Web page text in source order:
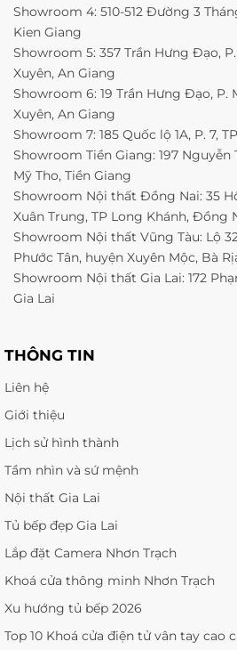
Showroom 4: 510-512 Đường 3
Kien Giang
Showroom 5: 357 Trần Hưng Đạo,
Xuyên, An Giang
Showroom 6: 19 Trần Hưng Đạo, P.
Xuyên, An Giang
Showroom 7: 185 Quốc lộ 1A, P. 7,
Showroom Tiền Giang: 197 Nguyễn
Mỹ Tho, Tiền Giang
Showroom Nội thất Đồng Nai: 35
Xuân Trung, TP Long Khánh, Đồng
Showroom Nội thất Vũng Tàu: Lộ
Phước Tân, huyện Xuyên Mộc, Bà
Showroom Nội thất Gia Lai: 172
Gia Lai
THÔNG TIN
Liên hệ
Giới thiệu
Lịch sử hình thành
Tầm nhìn và sứ mệnh
Nội thất Gia Lai
Tủ bếp đẹp Gia Lai
Lắp đặt Camera Nhơn Trạch
Khoá cửa thông minh Nhơn Trạch
Xu hướng tủ bếp 2026
Top 10 Khoá cửa điện tử vân tay cao